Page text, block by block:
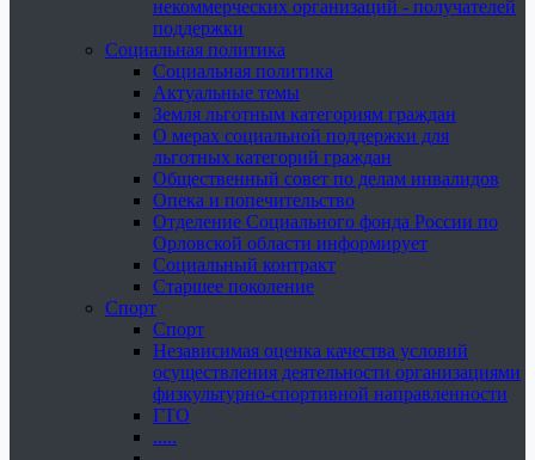
некоммерческих организаций - получателей
поддержки
Социальная политика
Социальная политика
Актуальные темы
Земля льготным категориям граждан
О мерах социальной поддержки для
льготных категорий граждан
Общественный совет по делам инвалидов
Опека и попечительство
Отделение Социального фонда России по
Орловской области информирует
Социальный контракт
Старшее поколение
Спорт
Спорт
Независимая оценка качества условий
осуществления деятельности организациями
физкультурно-спортивной направленности
ГТО
.....